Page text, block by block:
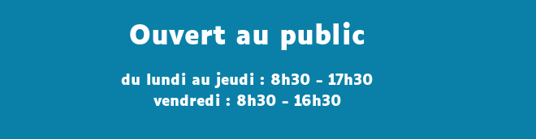
Ouvert au public
du lundi au jeudi : 8h30 - 17h30
vendredi : 8h30 - 16h30